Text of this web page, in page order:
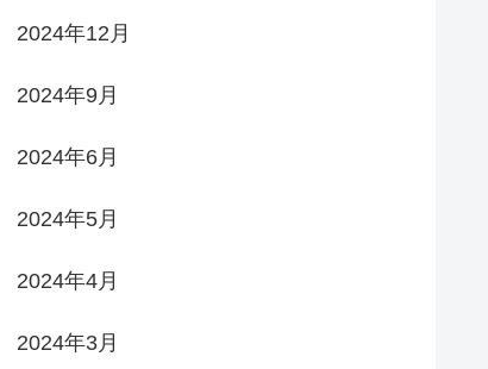
2024年12月
2024年9月
2024年6月
2024年5月
2024年4月
2024年3月